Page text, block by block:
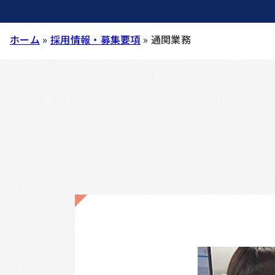
ホーム » 採用情報・募集要項 » 通関業務